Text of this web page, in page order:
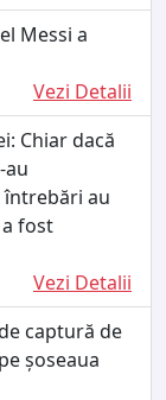
Messi a
Vezi Detalii
Chiar dacă
întrebări au
fost
Vezi Detalii
captură de
șoseaua